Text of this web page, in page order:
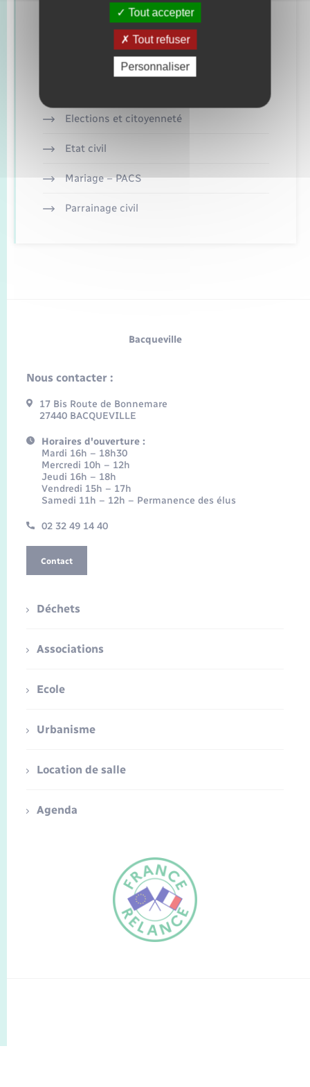
FR
Retrouvez aussi
Concessions funéraires
Elections et citoyenneté
Etat civil
Mariage – PACS
Parrainage civil
Bacqueville
Nous contacter :
17 Bis Route de Bonnemare
27440 BACQUEVILLE
Horaires d'ouverture :
Mardi 16h – 18h30
Mercredi 10h – 12h
Jeudi 16h – 18h
Vendredi 15h – 17h
Samedi 11h – 12h – Permanence des élus
02 32 49 14 40
Contact
Déchets
Associations
Ecole
Urbanisme
Location de salle
Agenda
Tout accepter
Tout refuser
Personnaliser